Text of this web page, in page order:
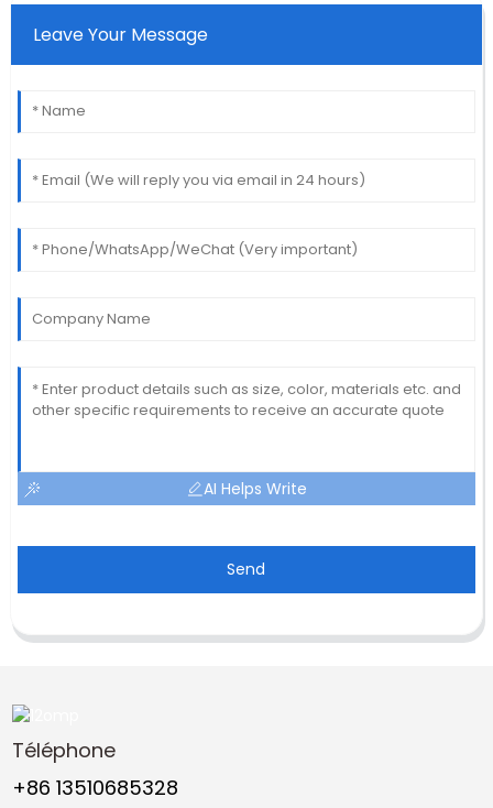
Leave Your Message
AI Helps Write
Send
Téléphone
+86 13510685328